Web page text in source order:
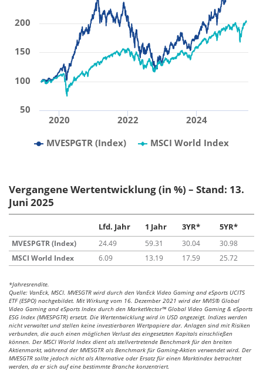
MVESPGTR (Index) MSCI World Index
2020 2022 2024
50
100
150
200
Vergangene Wertentwicklung (in %) – Stand: 13.
Juni 2025
Lfd. Jahr 1 Jahr 3YR* 5YR*
MVESPGTR (Index) 24.49 59.31 30.04
30.98
MSCI World Index
6.09 13.19 17.59 25.72
*Jahresrendite.
Quelle: VanEck, MSCI. MVESGTR wird durch den VanEck Video Gaming and eSports UCITS
ETF (ESPO) nachgebildet. Mit Wirkung vom 16. Dezember 2021 wird der MVIS® Global
Video Gaming and eSports Index durch den MarketVector™ Global Video Gaming & eSports
ESG Index (MVESPGTR) ersetzt. Die Wertentwicklung wird in USD angezeigt. Indizes werden
nicht verwaltet und stellen keine investierbaren Wertpapiere dar. Anlagen sind mit Risiken
verbunden, die auch einen möglichen Verlust des eingesetzten Kapitals einschließen
können. Der MSCI World Index dient als stellvertretende Benchmark für den breiten
Aktienmarkt, während der MVESGTR als Benchmark für Gaming-Aktien verwendet wird. Der
MVESGTR sollte jedoch nicht als Alternative oder Ersatz für einen Marktindex betrachtet
werden, da er sich auf eine bestimmte Branche konzentriert.